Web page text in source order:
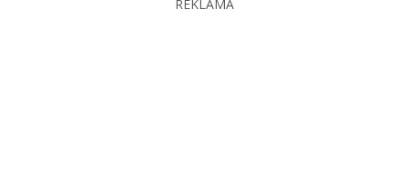
REKLAMA